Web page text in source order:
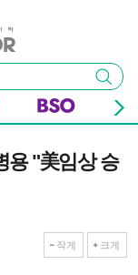
검색
용 "美임상 승
작게 크게